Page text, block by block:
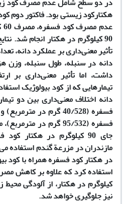
هکتارکود زیستی بود. فاکتور
90 کیلو‌گرم در هکتار انجام شد.
تأثیر معنی‌داری بر عملکرد دانه،
دانه در سنبله، طول سنبله،
داشت، اما تأثیر معنی‌داری بر
تیمارهایی که از کود بیولوژیک
فسفره (95/532 گرم در
جای 90 کیلو‌گرم در هکتار
کیلوگرم در هکتار، از آلودگی
نیز جلوگیری خواهد شد.